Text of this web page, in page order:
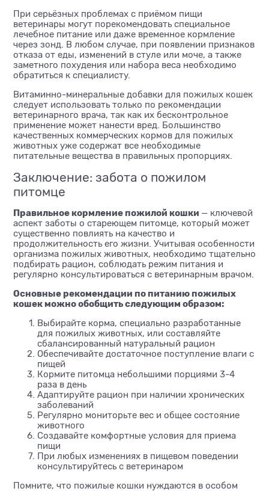
При серьёзных проблемах с приёмом пищи
ветеринары могут порекомендовать специальное
лечебное питание или даже временное кормление
через зонд. В любом случае, при появлении признаков
отказа от еды, изменений в стуле или моче, а также
заметного похудения или набора веса необходимо
обратиться к специалисту.
Витаминно-минеральные добавки для пожилых кошек
следует использовать только по рекомендации
ветеринарного врача, так как их бесконтрольное
применение может нанести вред. Большинство
качественных коммерческих кормов для пожилых
животных уже содержат все необходимые
питательные вещества в правильных пропорциях.
Заключение: забота о пожилом
питомце
Правильное кормление пожилой кошки — ключевой
аспект заботы о стареющем питомце, который может
существенно повлиять на качество и
продолжительность его жизни. Учитывая особенности
организма пожилых животных, необходимо тщательно
подбирать рацион, соблюдать режим питания и
регулярно консультироваться с ветеринарным врачом.
Основные рекомендации по питанию пожилых
кошек можно обобщить следующим образом:
Выбирайте корма, специально разработанные
для пожилых животных, или составляйте
сбалансированный натуральный рацион
Обеспечивайте достаточное поступление влаги с
пищей
Кормите питомца небольшими порциями 3-4
раза в день
Адаптируйте рацион при наличии хронических
заболеваний
Регулярно мониторьте вес и общее состояние
животного
Создавайте комфортные условия для приема
пищи
При любых изменениях в пищевом поведении
консультируйтесь с ветеринаром
Помните, что пожилые кошки нуждаются в особом